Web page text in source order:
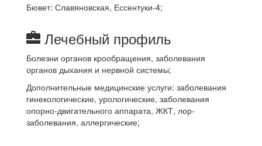
Бювет: Славяновская, Ессентуки-4;
Лечебный профиль
Болезни органов крообращения, заболевания
органов дыхания и нервной системы;
Дополнительные медицинские услуги: заболевания
гинекологические, урологические, заболевания
опорно-двигательного аппарата, ЖКТ, лор-
заболевания, аллергические;